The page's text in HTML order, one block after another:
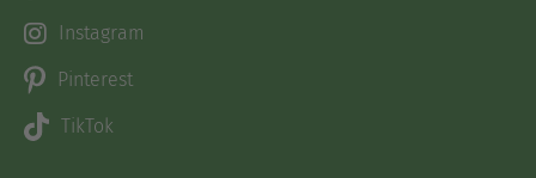
Instagram
Pinterest
TikTok